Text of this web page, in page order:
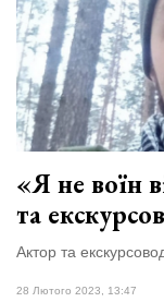
«Я не воїн
та
Актор та
28 Лютого 2023, 13:47